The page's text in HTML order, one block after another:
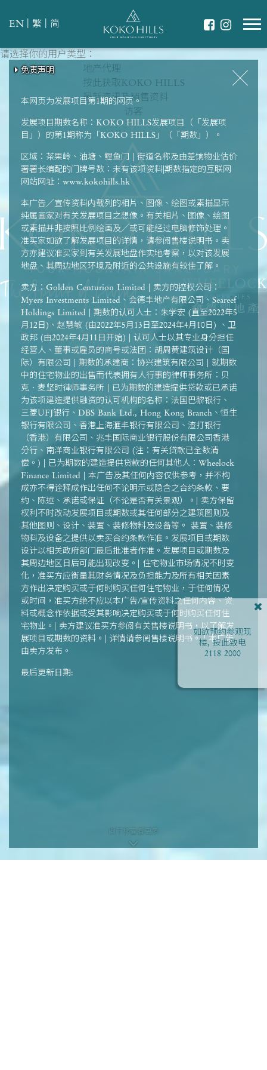
EN 繁 简
如欲预约参观现
楼, 按此致电
2118 2000
本网页为发展项目第1期的网页。
发展项目期数名称：KOKO HILLS发展项目（「发展项
目」）的第1期称为「KOKO HILLS」（「期数」）。
区域：茶果岭、油塘、鲤鱼门 | 街道名称及由差饷物业估价
署署长编配的门牌号数：未有该项资料|期数指定的互联网
网站网址：www.kokohills.hk
本广告╱宣传资料内载列的相片、图像、绘图或素描显示
纯属画家对有关发展项目之想像。有关相片、图像、绘图
或素描并非按照比例绘画及╱或可能经过电脑修饰处理。
准买家如欲了解发展项目的详情，请参阅售楼说明书。卖
方亦建议准买家到有关发展地盘作实地考察，以对该发展
地盘、其周边地区环境及附近的公共设施有较佳了解。
卖方：Golden Centurion Limited | 卖方的控权公司：
Myers Investments Limited、会德丰地产有限公司、Seareef
Holdings Limited | 期数的认可人士：朱学宏 (直至2022年5
月12日)、赵慧敏 (由2022年5月13日至2024年4月10日) 、卫
政邦 (由2024年4月11日开始) | 认可人士以其专业身分担任
经营人、董事或雇员的商号或法团：胡周黄建筑设计（国
际）有限公司 | 期数的承建商：协兴建筑有限公司 | 就期数
中的住宅物业的出售而代表拥有人行事的律师事务所：贝
克．麦坚时律师事务所 | 已为期数的建造提供贷款或已承诺
为该项建造提供融资的认可机构的名称：法国巴黎银行、
三菱UFJ银行、DBS Bank Ltd., Hong Kong Branch、恒生
银行有限公司、香港上海滙丰银行有限公司、渣打银行
（香港）有限公司、兆丰国际商业银行股份有限公司香港
分行、南洋商业银行有限公司 (注：有关贷款已全数清
偿。) | 已为期数的建造提供贷款的任何其他人：Wheelock
Finance Limited | 本广告及其任何内容仅供参考，并不构
成亦不得诠释成作出任何不论明示或隐含之合约条款、要
约、陈述、承诺或保证（不论是否有关景观）。| 卖方保留
权利不时改动发展项目或期数或其任何部分之建筑图则及
其他图则、设计、装置、装修物料及设备等。 装置、装修
物料及设备之提供以卖买合约条款作准。发展项目或期数
设计以相关政府部门最后批准者作准。发展项目或期数及
其周边地区日后可能出现改变。| 住宅物业市场情况不时变
化，准买方应衡量其财务情况及负担能力及所有相关因素
方作出决定购买或于何时购买任何住宅物业，于任何情况
或时间，准买方绝不应以本广告/宣传资料之任何内容、资
料或概念作依据或受其影响决定购买或于何时购买任何住
宅物业。| 卖方建议准买方参阅有关售楼说明书，以了解发
展项目或期数的资料。| 详情请参阅售楼说明书。 | 本广告
由卖方发布。
最后更新日期:
免责声明
请选择你的用户类型：
地产代理
按此获取KOKO HILLS
最新资讯及销售资料
访客
向下移查看更多
免责声明
请选择最适合你的生活模式
翠绿环抱
免责声明
免责声明
强健体魄
免责声明
向下移查看更多